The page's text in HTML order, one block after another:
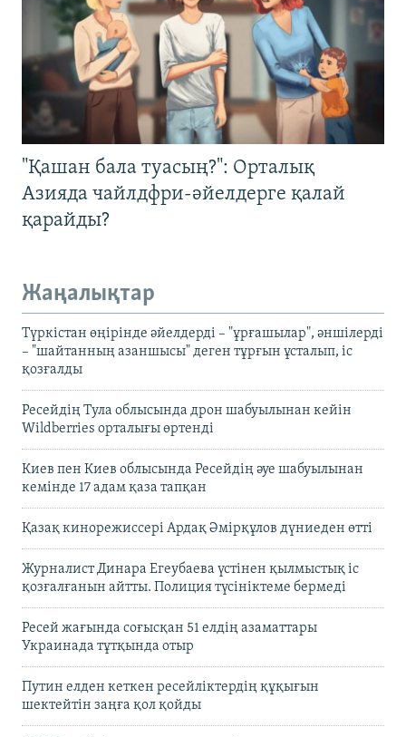
"Қашан бала туасың?": Орталық
Азияда чайлдфри-әйелдерге қалай
қарайды?
Жаңалықтар
Түркістан өңірінде әйелдерді – "ұрғашылар", әншілерді
– "шайтанның азаншысы" деген тұрғын ұсталып, іс
қозғалды
Ресейдің Тула облысында дрон шабуылынан кейін
Wildberries орталығы өртенді
Киев пен Киев облысында Ресейдің әуе шабуылынан
кемінде 17 адам қаза тапқан
Қазақ кинорежиссері Ардақ Әмірқұлов дүниеден өтті
Журналист Динара Егеубаева үстінен қылмыстық іс
қозғалғанын айтты. Полиция түсініктеме бермеді
Ресей жағында соғысқан 51 елдің азаматтары
Украинада тұтқында отыр
Путин елден кеткен ресейліктердің құқығын
шектейтін заңға қол қойды